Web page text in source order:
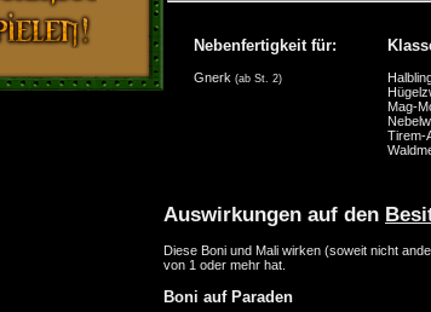
Nebenfertigkeit für:
Gnerk (ab St. 2)
Mag-
Tirem-
Auswirkungen auf den
Diese Boni und Mali wirken (soweit nicht
von 1 oder mehr hat.
Boni auf Paraden